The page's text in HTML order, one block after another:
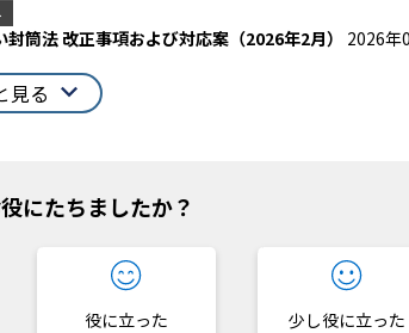
封筒法 改正事項および対応案（2026年2月） 2026年
見る
にたちましたか？
役に立った 少し役に立った